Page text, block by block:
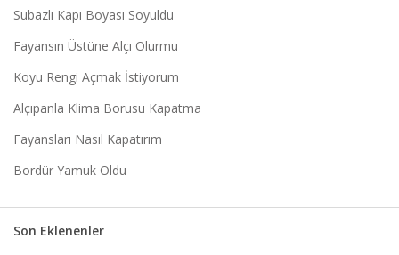
Subazlı Kapı Boyası Soyuldu
Fayansın Üstüne Alçı Olurmu
Koyu Rengi Açmak İstiyorum
Alçıpanla Klima Borusu Kapatma
Fayansları Nasıl Kapatırım
Bordür Yamuk Oldu
Son Eklenenler